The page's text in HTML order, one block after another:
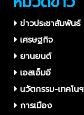
ข่าวประชาสัมพันธ์
เศรษฐกิจ
ยานยนต์
เอสเอ็มอี
นวัตกรรม-เทคโนฯ
การเมือง